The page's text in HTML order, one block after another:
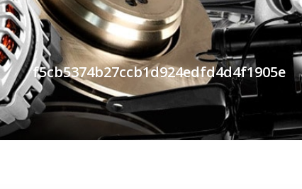
f5cb5374b27ccb1d924edfd4d4f1905e